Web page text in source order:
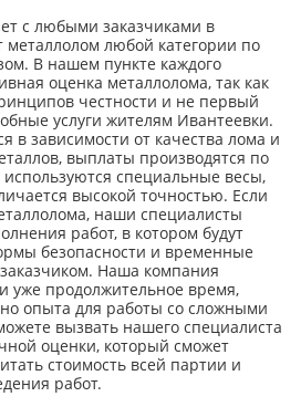
с любыми заказчиками в
металлолом любой категории по
В нашем пункте каждого
оценка металлолома, так как
честности и не первый
услуги жителям Ивантеевки.
в зависимости от качества лома и
выплаты производятся по
специальные весы,
высокой точностью. Если
наши специалисты
работ, в котором будут
безопасности и временные
Наша компания
уже продолжительное время,
опыта для работы со сложными
вызвать нашего специалиста
оценки, который сможет
стоимость всей партии и
работ.